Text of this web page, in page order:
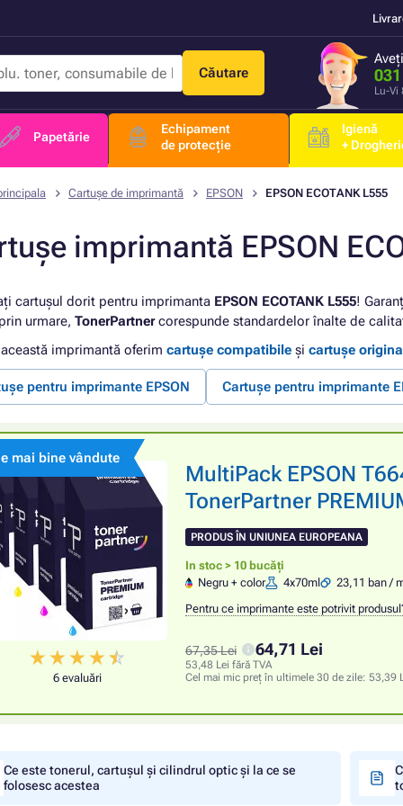
Căutare
Lu-Vi
Papetărie
Echipament
de protecție
Igienă
+
Cartușe de imprimantă EPSON EPSON ECOTANK L555
imprimantă EPSON
cartușul dorit pentru imprimanta EPSON ECOTANK L555!
urmare, TonerPartnercorespunde standardelor înalte de
imprimantă oferim cartușe compatibile și cartușe
pentru imprimante EPSON Cartușe pentru imprimante
mai bine vândute
6 evaluări
MultiPack EPSON
TonerPartner
PRODUS ÎN UNIUNEA EUROPEANA
In stoc > 10 bucăți
Negru + color
4x70ml
23,11 ban /
Pentru ce imprimante este potrivit
67,35 Lei 64,71 Lei
53,48 Lei fără TVA
Cel mai mic preț în ultimele 30 de zile: 53,39
Ce este tonerul, cartușul și cilindrul optic și la ce se
folosesc acestea